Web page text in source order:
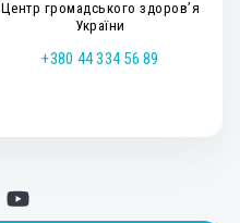
Центр громадського здоров’я
України
+380 44 334 56 89